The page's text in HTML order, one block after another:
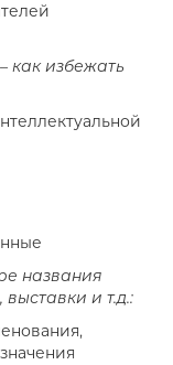
как избежать
названия
и т.д.: